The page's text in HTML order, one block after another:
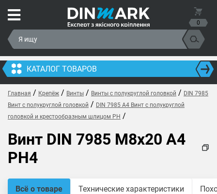
0
КАТАЛОГ ТОВАРОВ
Главная / Крепёж / Винты / Винты с полукруглой головкой / DIN 7985
Винт с полукруглой головкой / DIN 7985 A4 Винт с полукруглой
головкой и крестообразным шлицом PH /
Винт DIN 7985 M8x20 A4
PH4
Всё о товаре Технические характеристики